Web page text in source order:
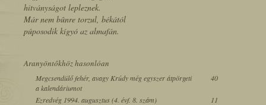
hitványságot lepleznek.
Már nem bûnre torzul, békától
púposodik kígyó az almafán.
Aranyöntőkhöz hasonlóan
Megcsendülő fehér, avagy Krúdy még egyszer átpörgeti
a kalendáriumot
40
Ezredvég 1994. augusztus (4. évf. 8. szám)
11